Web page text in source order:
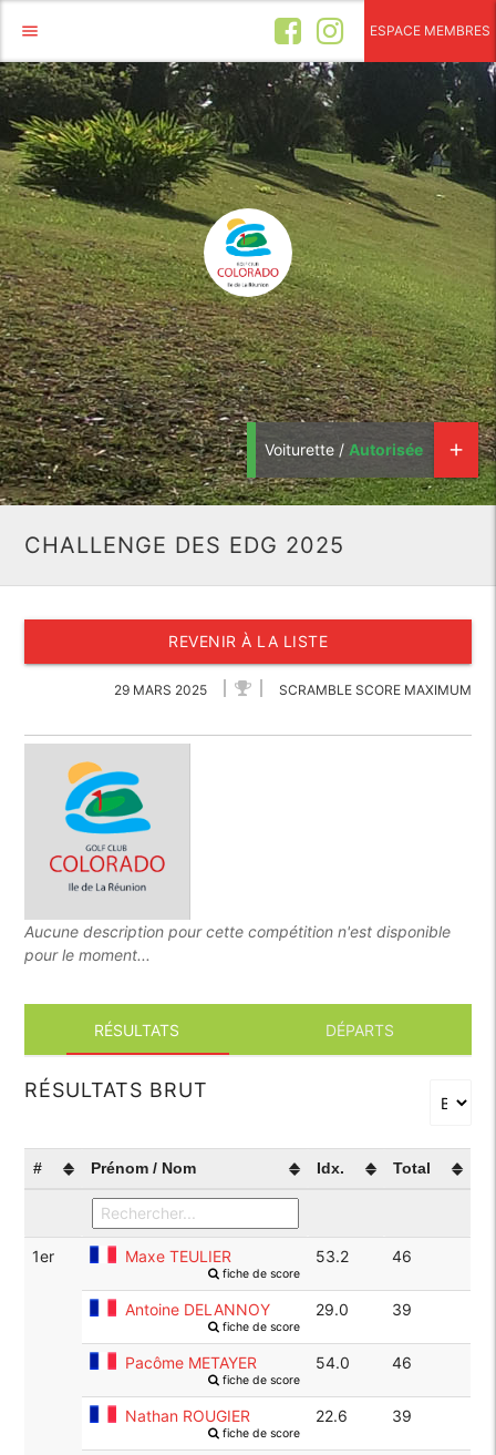
menu ESPACE MEMBRES
Voiturette / Autorisée add
CHALLENGE DES EDG 2025
REVENIR À LA LISTE
29 MARS 2025 SCRAMBLE SCORE MAXIMUM
Aucune description pour cette compétition n'est disponible
pour le moment...
RÉSULTATS DÉPARTS
RÉSULTATS BRUT
# Prénom / Nom Idx. Total
1er Maxe TEULIER
fiche de score
53.2 46
Antoine DELANNOY
fiche de score
29.0 39
Pacôme METAYER
fiche de score
54.0 46
Nathan ROUGIER
fiche de score
22.6 39